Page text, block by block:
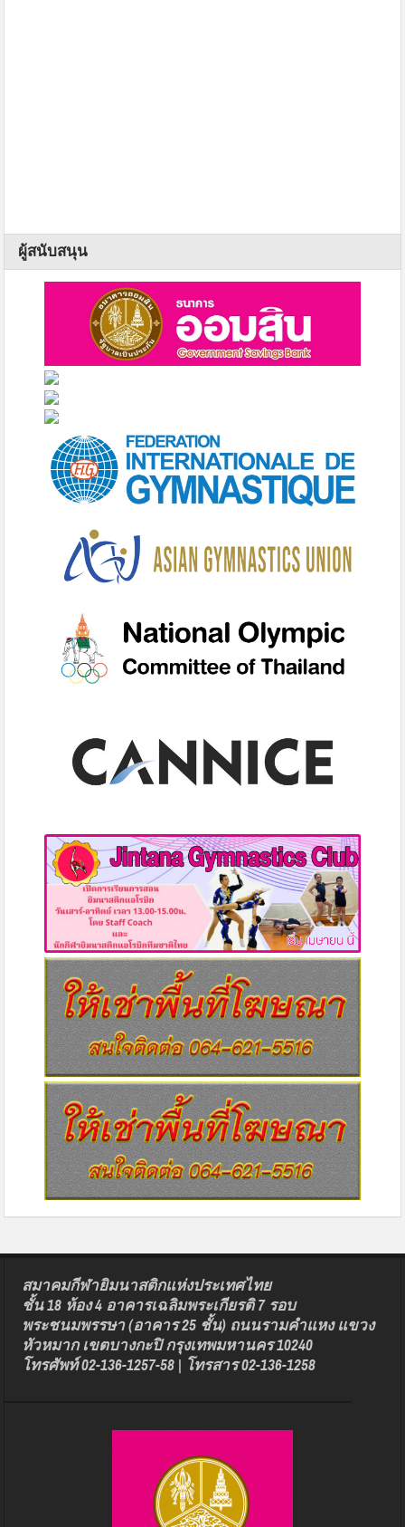
ผู้สนับสนุน
สมาคมกีฬายิมนาสติกแห่งประเทศไทย
ชั้น 18 ห้อง 4 อาคารเฉลิมพระเกียรติ 7 รอบ
พระชนมพรรษา (อาคาร 25 ชั้น) ถนนรามคำแหง แขวง
หัวหมาก เขตบางกะปิ กรุงเทพมหานคร 10240
โทรศัพท์ 02-136-1257-58 | โทรสาร 02-136-1258